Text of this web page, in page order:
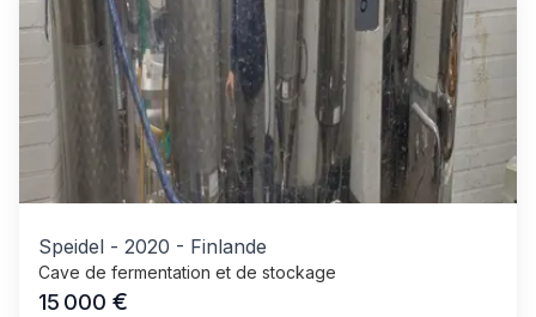
Speidel - 2020 - Finlande
Cave de fermentation et de stockage
15 000 €